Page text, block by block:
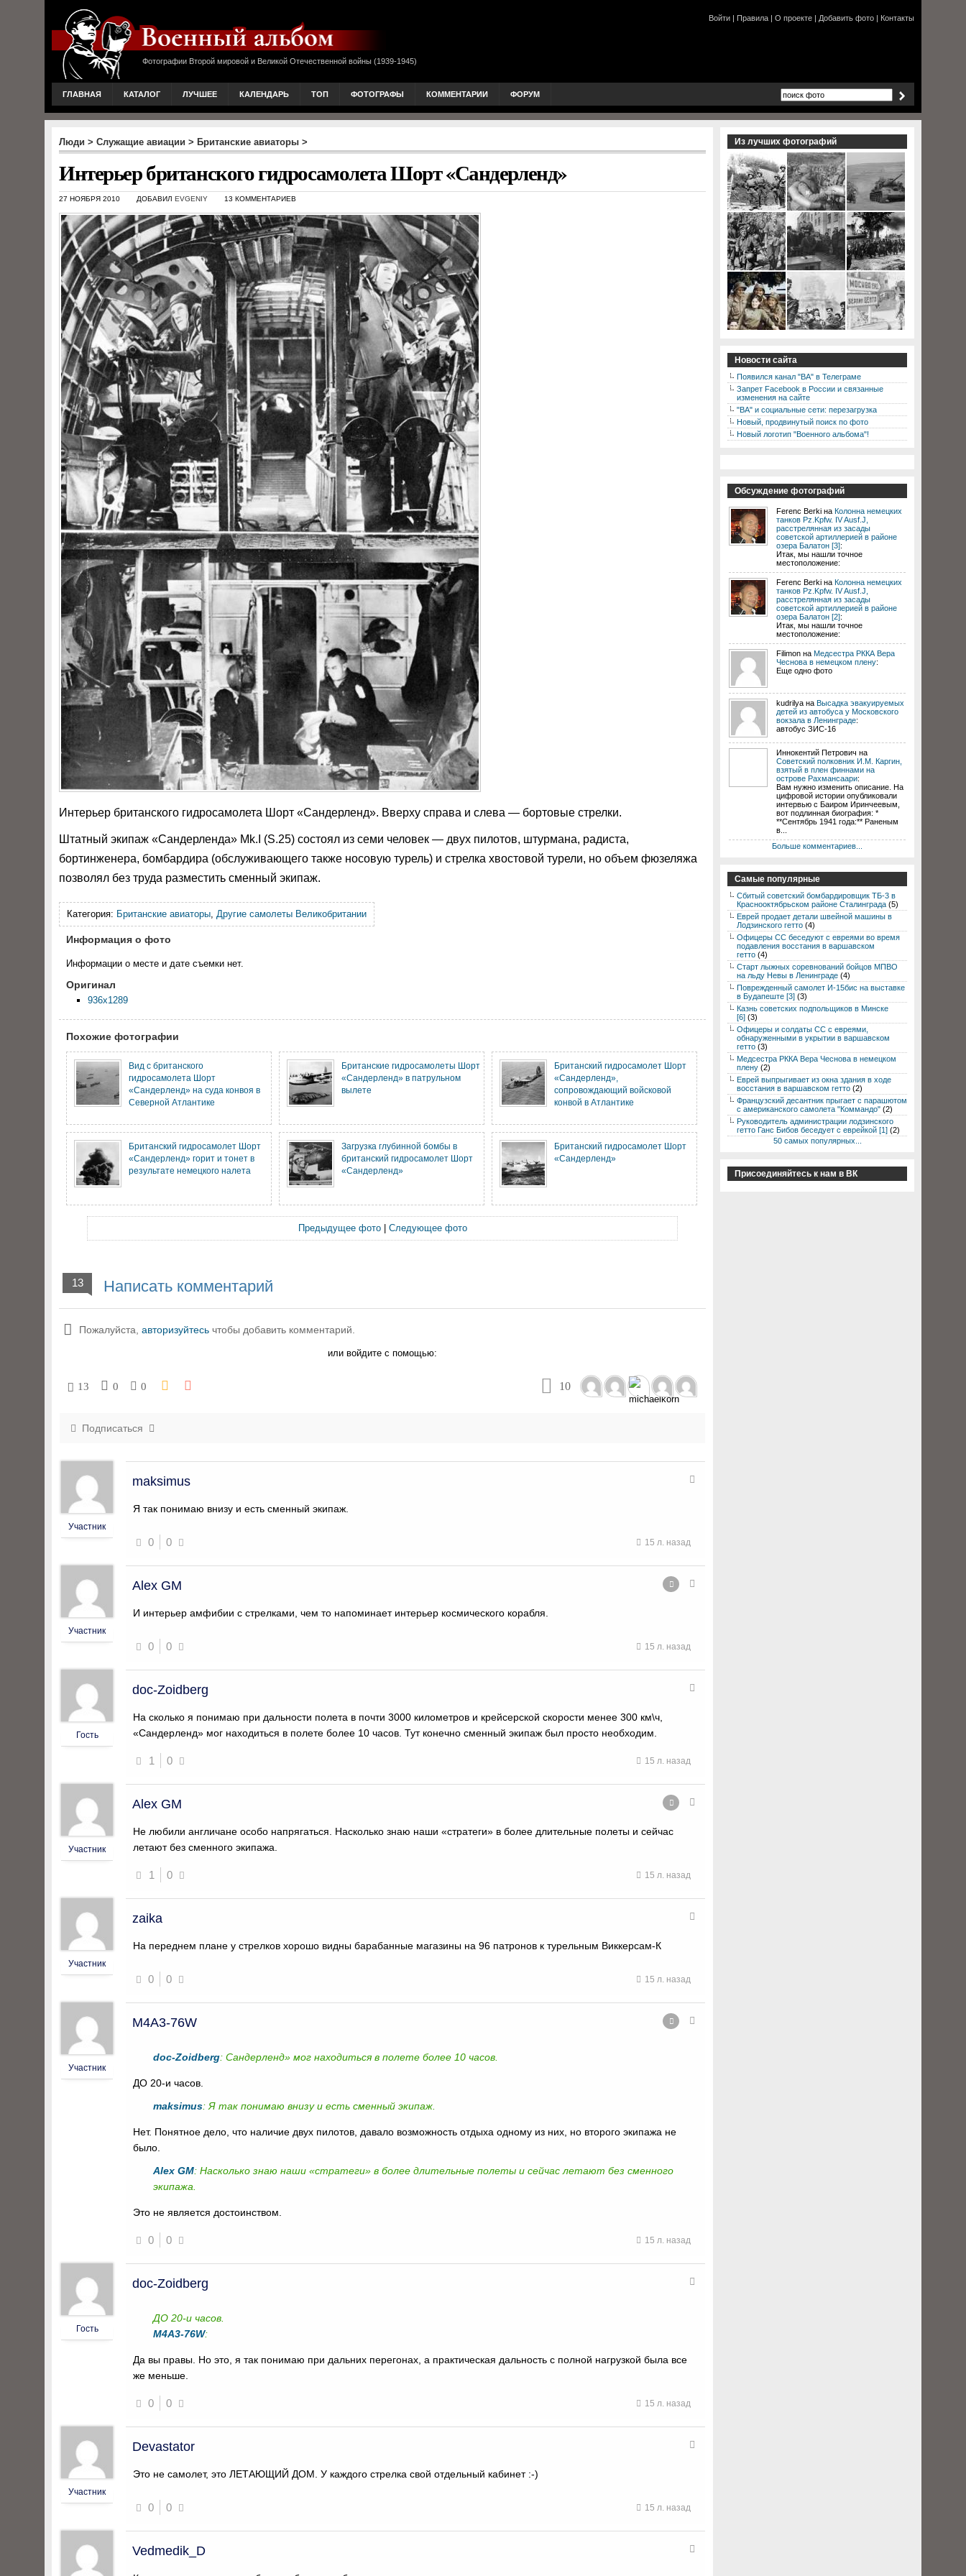
Фотографии Второй мировой и Великой Отечественной войны (1939-1945)
Войти | Правила | О проекте | Добавить фото | Контакты
ГЛАВНАЯ КАТАЛОГ ЛУЧШЕЕ КАЛЕНДАРЬ ТОП ФОТОГРАФЫ КОММЕНТАРИИ ФОРУМ
Люди > Служащие авиации > Британские авиаторы >
Интерьер британского гидросамолета Шорт «Сандерленд»
27 НОЯБРЯ 2010 ДОБАВИЛ EVGENIY 13 КОММЕНТАРИЕВ
Интерьер британского гидросамолета Шорт «Сандерленд». Вверху справа и слева — бортовые стрелки.
Штатный экипаж «Сандерленда» Mk.I (S.25) состоял из семи человек — двух пилотов, штурмана, радиста,
бортинженера, бомбардира (обслуживающего также носовую турель) и стрелка хвостовой турели, но объем фюзеляжа
позволял без труда разместить сменный экипаж.
Категория: Британские авиаторы, Другие самолеты Великобритании
Информация о фото
Информации о месте и дате съемки нет.
Оригинал
936x1289
Похожие фотографии
Вид с британского
гидросамолета Шорт
«Сандерленд» на суда конвоя в
Северной Атлантике
Британские гидросамолеты Шорт
«Сандерленд» в патрульном
вылете
Британский гидросамолет Шорт
«Сандерленд»,
сопровождающий войсковой
конвой в Атлантике
Британский гидросамолет Шорт
«Сандерленд» горит и тонет в
результате немецкого налета
Загрузка глубинной бомбы в
британский гидросамолет Шорт
«Сандерленд»
Британский гидросамолет Шорт
«Сандерленд»
Предыдущее фото| Следующее фото
13 Написать комментарий
Пожалуйста, авторизуйтесь чтобы добавить комментарий.
или войдите с помощью:
13 0 0 10
Подписаться
Участник
maksimus
Я так понимаю внизу и есть сменный экипаж.
0 0 15 л. назад
Участник
Alex GM
И интерьер амфибии с стрелками, чем то напоминает интерьер космического корабля.
0 0 15 л. назад
Гость
doc-Zoidberg
На сколько я понимаю при дальности полета в почти 3000 километров и крейсерской скорости менее 300 км\ч,
«Сандерленд» мог находиться в полете более 10 часов. Тут конечно сменный экипаж был просто необходим.
1 0 15 л. назад
Участник
Alex GM
Не любили англичане особо напрягаться. Насколько знаю наши «стратеги» в более длительные полеты и сейчас
летают без сменного экипажа.
1 0 15 л. назад
Участник
zaika
На переднем плане у стрелков хорошо видны барабанные магазины на 96 патронов к турельным Виккерсам-К
0 0 15 л. назад
Участник
M4A3-76W
doc-Zoidberg: Сандерленд» мог находиться в полете более 10 часов.
ДО 20-и часов.
maksimus: Я так понимаю внизу и есть сменный экипаж.
Нет. Понятное дело, что наличие двух пилотов, давало возможность отдыха одному из них, но второго экипажа не
было.
Alex GM: Насколько знаю наши «стратеги» в более длительные полеты и сейчас летают без сменного
экипажа.
Это не является достоинством.
0 0 15 л. назад
Гость
doc-Zoidberg
ДО 20-и часов.
M4A3-76W:
Да вы правы. Но это, я так понимаю при дальних перегонах, а практическая дальность с полной нагрузкой была все
же меньше.
0 0 15 л. назад
Участник
Devastator
Это не самолет, это ЛЕТАЮЩИЙ ДОМ. У каждого стрелка свой отдельный кабинет :-)
0 0 15 л. назад
Vedmedik_D
Из лучших фотографий
Новости сайта
Появился канал "ВА" в Телеграме
Запрет Facebook в России и связанные
изменения на сайте
"ВА" и социальные сети: перезагрузка
Новый, продвинутый поиск по фото
Новый логотип "Военного альбома"!
Обсуждение фотографий
Ferenc Berki на Колонна немецких
танков Pz.Kpfw. IV Ausf.J,
расстрелянная из засады
советской артиллерией в районе
озера Балатон [3]:
Итак, мы нашли точное
местоположение:
Ferenc Berki на Колонна немецких
танков Pz.Kpfw. IV Ausf.J,
расстрелянная из засады
советской артиллерией в районе
озера Балатон [2]:
Итак, мы нашли точное
местоположение:
Filimon на Медсестра РККА Вера
Чеснова в немецком плену:
Еще одно фото
kudrilya на Высадка эвакуируемых
детей из автобуса у Московского
вокзала в Ленинграде:
автобус ЗИС-16
Иннокентий Петрович на
Советский полковник И.М. Каргин,
взятый в плен финнами на
острове Рахмансаари:
Вам нужно изменить описание. На
цифровой истории опубликовали
интервью с Баиром Иринчеевым,
вот подлинная биография: *
**Сентябрь 1941 года:** Раненым
в...
Больше комментариев...
Самые популярные
Сбитый советский бомбардировщик ТБ-3 в
Краснооктябрьском районе Сталинграда (5)
Еврей продает детали швейной машины в
Лодзинского гетто (4)
Офицеры СС беседуют с евреями во время
подавления восстания в варшавском
гетто (4)
Старт лыжных соревнований бойцов МПВО
на льду Невы в Ленинграде (4)
Поврежденный самолет И-15бис на выставке
в Будапеште [3] (3)
Казнь советских подпольщиков в Минске
[6] (3)
Офицеры и солдаты СС с евреями,
обнаруженными в укрытии в варшавском
гетто (3)
Медсестра РККА Вера Чеснова в немецком
плену (2)
Еврей выпрыгивает из окна здания в ходе
восстания в варшавском гетто (2)
Французский десантник прыгает с парашютом
с американского самолета "Коммандо" (2)
Руководитель администрации лодзинского
гетто Ганс Бибов беседует с еврейкой [1] (2)
50 самых популярных...
Присоединяйтесь к нам в ВК